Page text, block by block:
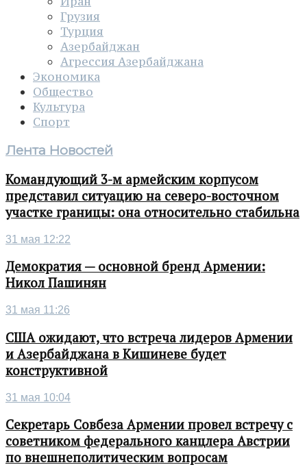
Грузия
Турция
Азербайджан
Агрессия Азербайджана
Экономика
Общество
Культура
Спорт
Лента Новостей
Командующий 3-м армейским корпусом
представил ситуацию на северо-восточном
участке границы: она относительно стабильна
31 мая 12:22
Демократия — основной бренд Армении:
Никол Пашинян
31 мая 11:26
США ожидают, что встреча лидеров Армении
и Азербайджана в Кишиневе будет
конструктивной
31 мая 10:04
Секретарь Совбеза Армении провел встречу с
советником федерального канцлера Австрии
по внешнеполитическим вопросам